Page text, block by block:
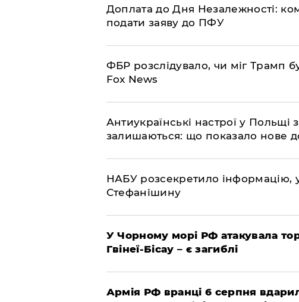
Доплата до Дня Незалежності:
подати заяву до ПФУ
ФБР розслідувало, чи міг Трамп
Fox News
Антиукраїнські настрої у Польщі
залишаються: що показало нове
НАБУ розсекретило інформацію,
Стефанішину
У Чорному морі РФ атакувала
Гвінеї-Бісау – є загиблі
Армія РФ вранці 6 серпня